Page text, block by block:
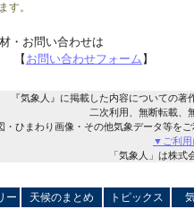
す。
・お問い合わせは
【 お問い合わせフォーム 】
『気象人』に掲載した内容についての
二次利用、無断転載、
・ひまわり画像・その他気象データ等を
▼ご利用
「気象人」は株
ー 天候のまとめ トピックス